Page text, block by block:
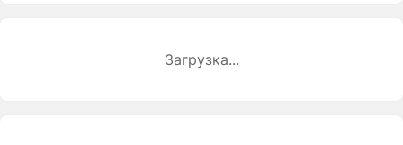
Загрузка...